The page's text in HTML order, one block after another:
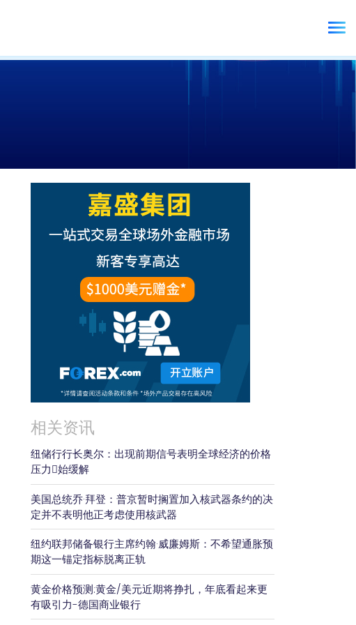
相关资讯
纽储行行长奥尔：出现前期信号表明全球经济的价格
压力𫔭始缓解
美国总统乔·拜登：普京暂时搁置加入核武器条约的决
定并不表明他正考虑使用核武器
纽约联邦储备银行主席约翰·威廉姆斯：不希望通胀预
期这一锚定指标脱离正轨
黄金价格预测:黄金/美元近期将挣扎，年底看起来更
有吸引力-德国商业银行